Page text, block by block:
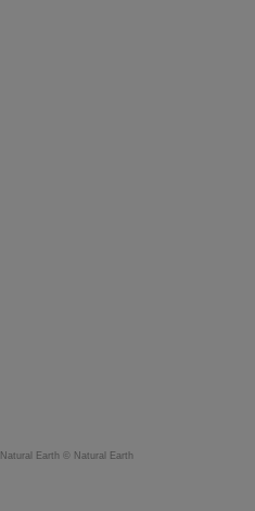
Natural Earth © Natural Earth